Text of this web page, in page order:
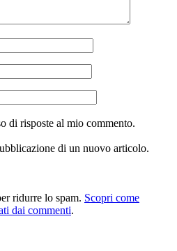
di risposte al mio commento.
di un nuovo articolo.
ridurre lo spam. Scopri come
dai commenti.